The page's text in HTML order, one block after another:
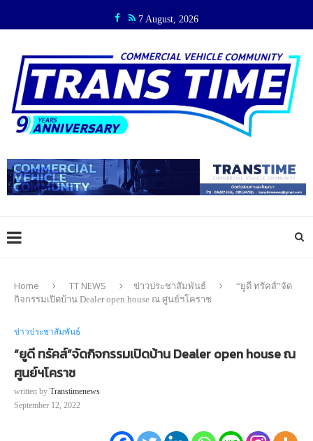
7 August, 2026
Home TT NEWS ข่าวประชาสัมพันธ์
“ยูดี ทรัคส์”จัด
กิจกรรมเปิดบ้าน Dealer open house ณ ศูนย์ฯโคราช
ข่าวประชาสัมพันธ์
“ยูดี ทรัคส์”จัดกิจกรรมเปิดบ้าน Dealer open house ณ
ศูนย์ฯโคราช
written by Transtimenews
September 12, 2022